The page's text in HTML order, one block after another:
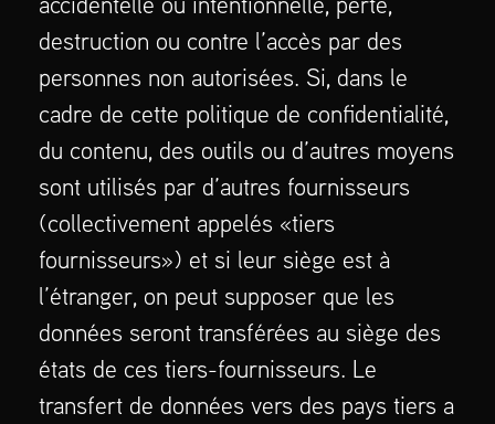
destruction ou contre l’accès par des
personnes non autorisées. Si, dans le
cadre de cette politique de confidentialité,
du contenu, des outils ou d’autres moyens
sont utilisés par d’autres fournisseurs
(collectivement appelés «tiers
fournisseurs») et si leur siège est à
l’étranger, on peut supposer que les
données seront transférées au siège des
états de ces tiers-fournisseurs. Le
transfert de données vers des pays tiers a